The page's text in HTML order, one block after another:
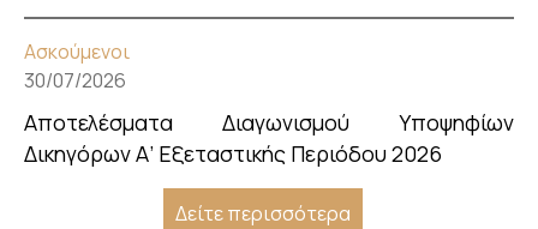
Ασκούμενοι
30/07/2026
Αποτελέσματα Διαγωνισμού Υποψηφίων
Δικηγόρων Α’ Εξεταστικής Περιόδου 2026
Δείτε περισσότερα